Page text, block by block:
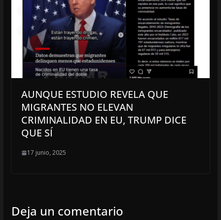
AUNQUE ESTUDIO REVELA QUE
MIGRANTES NO ELEVAN
CRIMINALIDAD EN EU, TRUMP DICE
QUE SÍ
17 junio, 2025
Deja un comentario